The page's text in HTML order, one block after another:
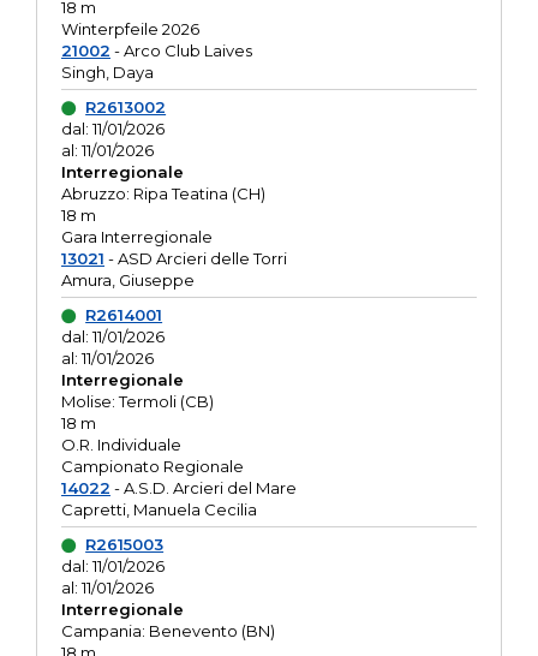
18 m
Winterpfeile 2026
21002 - Arco Club Laives
Singh, Daya
R2613002
dal: 11/01/2026
al: 11/01/2026
Interregionale
Abruzzo: Ripa Teatina (CH)
18 m
Gara Interregionale
13021 - ASD Arcieri delle Torri
Amura, Giuseppe
R2614001
dal: 11/01/2026
al: 11/01/2026
Interregionale
Molise: Termoli (CB)
18 m
O.R. Individuale
Campionato Regionale
14022 - A.S.D. Arcieri del Mare
Capretti, Manuela Cecilia
R2615003
dal: 11/01/2026
al: 11/01/2026
Interregionale
Campania: Benevento (BN)